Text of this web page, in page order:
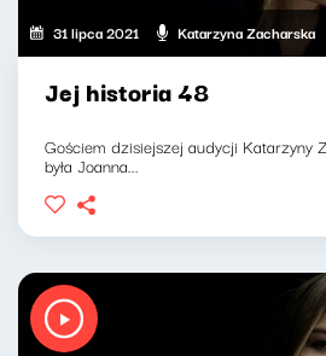
31 lipca 2021 Katarzyna Zacharska
Jej historia 48
Gościem dzisiejszej audycji Katarzyny
była Joanna...